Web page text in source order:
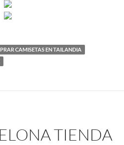
CAMISETAS EN TAILANDIA
TIENDA